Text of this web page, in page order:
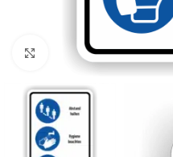
Klicken zum Vergrößern